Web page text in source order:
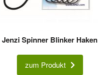
Jenzi Spinner Blinker Haken
zum Produkt